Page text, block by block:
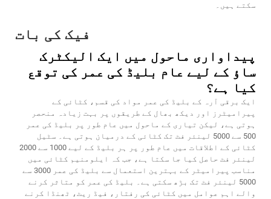
سکتے ہیں۔
فیک کی بات
پیداواری ماحول میں ایک الیکٹرک
ساﺅ کے لیے عام بلیڈ کی عمر کی توقع
کیا ہے؟
ایک برقی آرہ کے بلیڈ کی عمر مواد کی قسم، کٹائی کے
پیرامیٹرز اور دیکھ بھال کے طریقوں پر بہت زیادہ منحصر
ہوتی ہے، لیکن تیاری کے ماحول میں عام طور پر بلیڈ کی عمر
500 سے 5000 لینئر فٹ تک کٹائی کے درمیان ہوتی ہے۔ سٹیل
کٹائی کے اطلاقات میں عام طور پر ہر بلیڈ کے لیے 1000 سے 2000
لینئر فٹ حاصل کیا جا سکتا ہے، جب کہ ایلومنیم کٹائی میں
مناسب پیرامیٹر کے بہترین استعمال سے بلیڈ کی عمر 3000 سے
5000 لینئر فٹ تک بڑھ سکتی ہے۔ بلیڈ کی عمر کو متاثر کرنے
والے اہم عوامل میں کٹائی کی رفتار، فیڈ ریٹ، ٹھنڈا کرنے